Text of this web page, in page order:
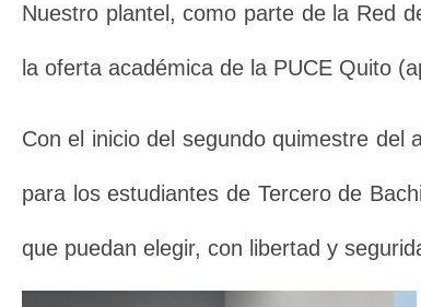
Nuestro plantel, como parte de la Red
la oferta académica de la PUCE Quito
Con el inicio del segundo quimestre del
para los estudiantes de Tercero de
que puedan elegir, con libertad y